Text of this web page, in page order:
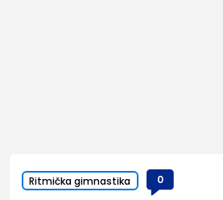
Ritmička gimnastika 0